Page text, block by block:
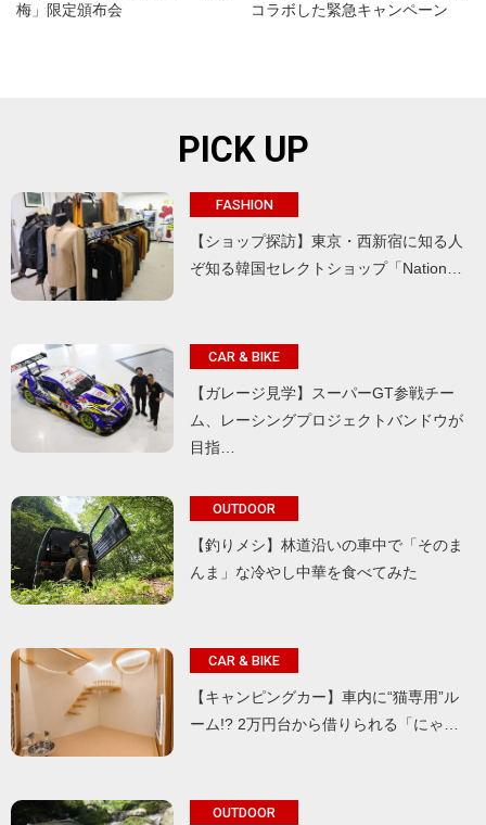
梅」限定頒布会
コラボした緊急キャンペーン
PICK UP
FASHION
【ショップ探訪】東京・西新宿に知る人
ぞ知る韓国セレクトショップ「Nation…
CAR & BIKE
【ガレージ見学】スーパーGT参戦チー
ム、レーシングプロジェクトバンドウが
目指…
OUTDOOR
【釣りメシ】林道沿いの車中で「そのま
んま」な冷やし中華を食べてみた
CAR & BIKE
【キャンピングカー】車内に“猫専用”ル
ーム!? 2万円台から借りられる「にゃ…
OUTDOOR